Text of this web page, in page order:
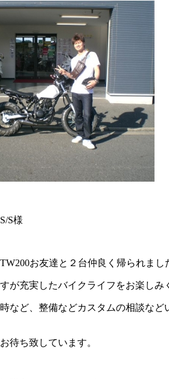
S様
お友達と２台仲良く帰られまし
が充実したバイクライフをお楽しみ
など、整備などカスタムの相談な
待ち致しています。